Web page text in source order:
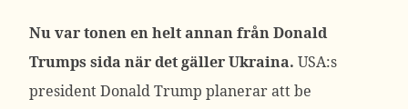
Nu var tonen en helt annan från Donald
Trumps sida när det gäller Ukraina. USA:s
president Donald Trump planerar att be